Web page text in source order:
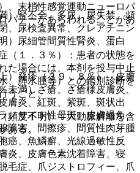
）腎不全、多尿、尿失禁、頻
、尿検査異常、クレアチニン
）尿細管間質性腎炎、蛋白
発疹（３９．８％）、皮膚
未満）ざ瘡、ざ瘡様皮膚炎、
膚炎、紅斑、紫斑、斑状出
ノサイト性母斑、皮膚過角
障害、間擦疹、間質性肉芽腫
癌、魚鱗癬、光線過敏性反
炎、皮膚色素沈着障害、寝
毛症、爪ジストロフィー、爪
、末梢性感覚運動ニューロパ
パチーがあらわれることがあ
１．３％）：患者の状態を
た場合には、本剤を投与中止
、肺水腫等）との鑑別診断を
うこと。
度不明）：大動脈解離を含
ある。